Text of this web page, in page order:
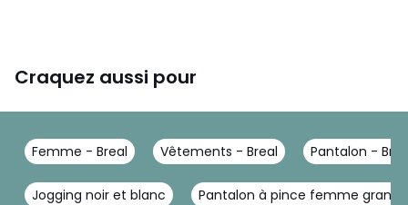
Craquez aussi pour
Femme - Breal Vêtements - Breal Pantalon -
Jogging noir et blanc Pantalon à pince femme